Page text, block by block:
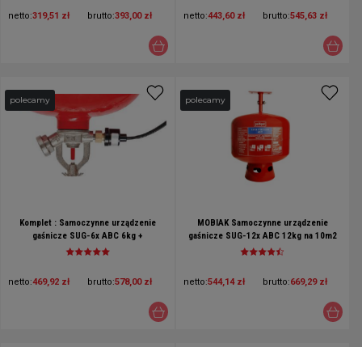
netto:319,51 zł brutto:393,00 zł netto:443,60 zł brutto:545,63 zł
Komplet : Samoczynne urządzenie
gaśnicze SUG-6x ABC 6kg +
przełącznik ciśnienia 13 BAR
netto:469,92 zł brutto:578,00 zł
polecamy
MOBIAK Samoczynne urządzenie
gaśnicze SUG-12x ABC 12kg na 10m2
netto:544,14 zł brutto:669,29 zł
polecamy